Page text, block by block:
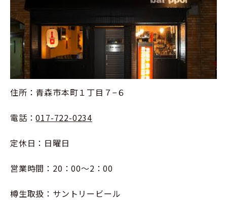
住所：青森市本町１丁目７−６
電話：017-722-0234
定休日：日曜日
営業時間：20：00～2：00
樽生取扱：サントリービール